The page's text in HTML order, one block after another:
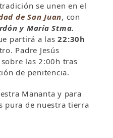
se unen en el
de San Juan, con
y María Stma.
partirá a las22:30h
Padre Jesús
las 2:00h tras
de penitencia.
Mananta y para
pura de nuestra tierra